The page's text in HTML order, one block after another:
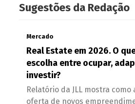
Sugestões da Redação
Mercado
Real Estate em 2026. O
escolha entre ocupar,
investir?
Relatório da JLL mostra como
oferta de novos